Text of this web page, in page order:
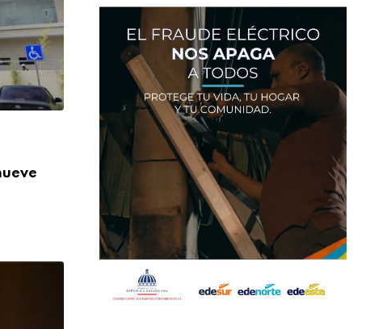
NACIONALES SALUD
Más de 824 mil orientaciones: la DIDA
AGOSTO 3, 2026